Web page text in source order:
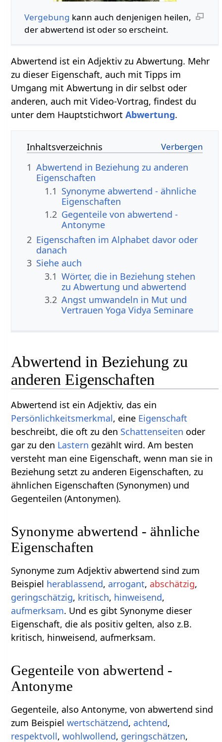
Vergebung kann auch denjenigen heilen,
der abwertend ist oder so erscheint.
Abwertend ist ein Adjektiv zu Abwertung. Mehr
zu dieser Eigenschaft, auch mit Tipps im
Umgang mit Abwertung in dir selbst oder
anderen, auch mit Video-Vortrag, findest du
unter dem HauptstichwortAbwertung.
Inhaltsverzeichnis
1 Abwertend in Beziehung zu anderen
Eigenschaften
1.1 Synonyme abwertend - ähnliche
Eigenschaften
1.2 Gegenteile von abwertend -
Antonyme
2 Eigenschaften im Alphabet davor oder
danach
3 Siehe auch
3.1 Wörter, die in Beziehung stehen
zu Abwertung und abwertend
3.2 Angst umwandeln in Mut und
Vertrauen Yoga Vidya Seminare
Abwertend in Beziehung zu
anderen Eigenschaften
Abwertend ist ein Adjektiv, das ein
Persönlichkeitsmerkmal, eine Eigenschaft
beschreibt, die oft zu den Schattenseiten oder
gar zu den Lastern gezählt wird. Am besten
versteht man eine Eigenschaft, wenn man sie in
Beziehung setzt zu anderen Eigenschaften, zu
ähnlichen Eigenschaften (Synonymen) und
Gegenteilen (Antonymen).
Synonyme abwertend - ähnliche
Eigenschaften
Synonyme zum Adjektiv abwertend sind zum
Beispiel herablassend, arrogant, abschätzig,
geringschätzig, kritisch, hinweisend,
aufmerksam. Und es gibt Synonyme dieser
Eigenschaft, die als positiv gelten, also z.B.
kritisch, hinweisend, aufmerksam.
Gegenteile von abwertend -
Antonyme
Gegenteile, also Antonyme, von abwertend sind
zum Beispielwertschätzend, achtend,
respektvoll,wohlwollend, geringschätzen,